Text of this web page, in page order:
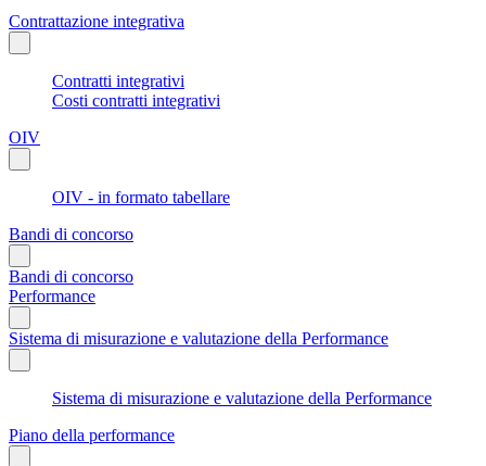
Contrattazione integrativa
Contratti integrativi
Costi contratti integrativi
OIV
OIV - in formato tabellare
Bandi di concorso
Bandi di concorso
Performance
Sistema di misurazione e valutazione della Performance
Sistema di misurazione e valutazione della Performance
Piano della performance